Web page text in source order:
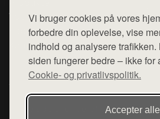
Vi bruger cookies på vores
forbedre din oplevelse, vise
indhold og analysere trafikken.
siden fungerer bedre – ikke
Cookie- og privatlivspolitik.
Accepter alle
Top Rabatter
Blog
Kontakt
Denne side er en del af want.dk, der